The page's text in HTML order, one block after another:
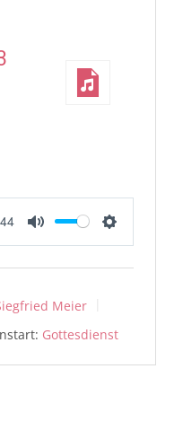
Mute Settings
Meier
Gottesdienst